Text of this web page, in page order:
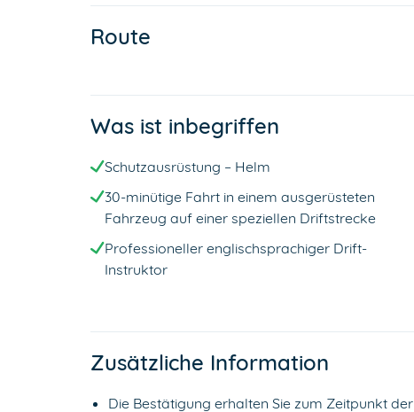
Route
Was ist inbegriffen
Schutzausrüstung – Helm
30-minütige Fahrt in einem ausgerüsteten
Fahrzeug auf einer speziellen Driftstrecke
Professioneller englischsprachiger Drift-
Instruktor
Zusätzliche Information
Die Bestätigung erhalten Sie zum Zeitpunkt der